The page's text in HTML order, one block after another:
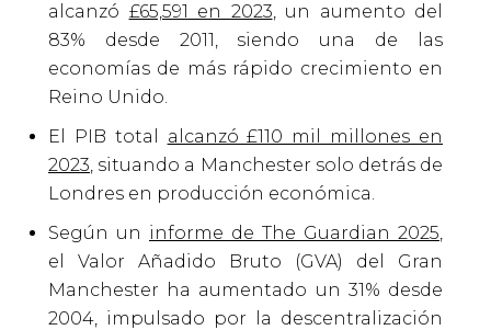
alcanzó £65,591 en 2023, un aumento del
83% desde 2011, siendo una de las
economías de más rápido crecimiento en
Reino Unido.
El PIB total alcanzó £110 mil millones en
2023, situando a Manchester solo detrás de
Londres en producción económica.
Según un informe de The Guardian 2025,
el Valor Añadido Bruto (GVA) del Gran
Manchester ha aumentado un 31% desde
2004, impulsado por la descentralización